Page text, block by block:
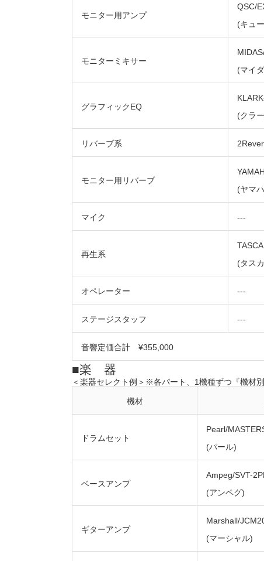
モニター用アンプ
QSC/
(キュ
モニターミキサー
(マイ
グラフィックEQ
(クラ
リバーブ系
モニター用リバーブ
(ヤマ
マイク ‐‐‐
再生系
(タス
オペレーター ‐‐‐
ステージスタッフ ‐‐‐
音響定価合計 ¥355,000
■楽 器
＜楽器セレクト例＞※各パート、1機種ずつ『機材
機材
ドラムセット
Pearl/
(パール)
ベースアンプ
Ampeg/SVT-
(アンペグ)
ギターアンプ
Marshall/
(マーシャル)